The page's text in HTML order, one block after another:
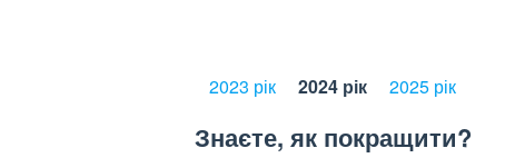
2023 рік 2024 рік 2025 рік
Знаєте, як покращити?